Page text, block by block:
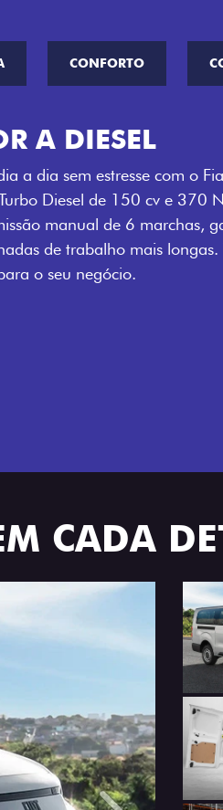
CONFORTO
A DIESEL
a dia sem estresse com o
Diesel de 150 cv e 370
manual de 6 marchas,
de trabalho mais
o seu negócio.
CADA